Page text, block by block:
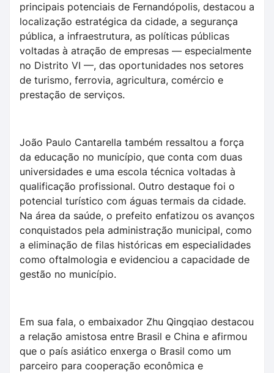
principais potenciais de Fernandópolis, destacou a
localização estratégica da cidade, a segurança
pública, a infraestrutura, as políticas públicas
voltadas à atração de empresas — especialmente
no Distrito VI —, das oportunidades nos setores
de turismo, ferrovia, agricultura, comércio e
prestação de serviços.
João Paulo Cantarella também ressaltou a força
da educação no município, que conta com duas
universidades e uma escola técnica voltadas à
qualificação profissional. Outro destaque foi o
potencial turístico com águas termais da cidade.
Na área da saúde, o prefeito enfatizou os avanços
conquistados pela administração municipal, como
a eliminação de filas históricas em especialidades
como oftalmologia e evidenciou a capacidade de
gestão no município.
Em sua fala, o embaixador Zhu Qingqiao destacou
a relação amistosa entre Brasil e China e afirmou
que o país asiático enxerga o Brasil como um
parceiro para cooperação econômica e